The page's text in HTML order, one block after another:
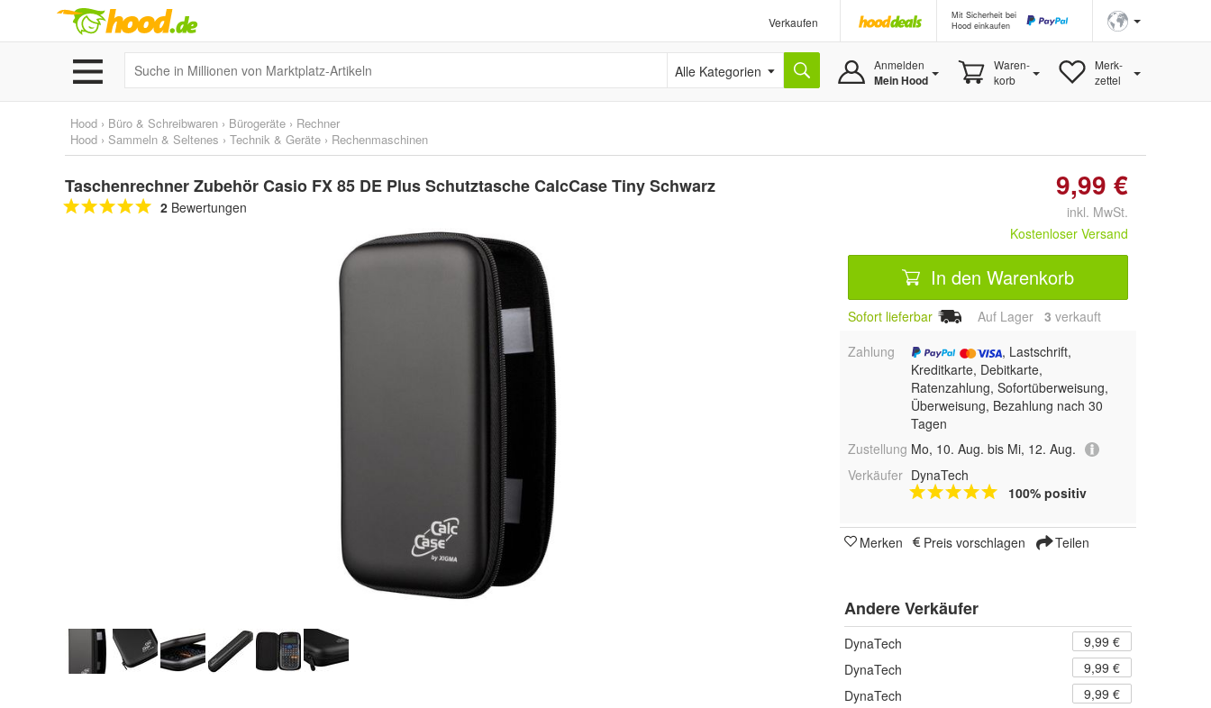
Verkaufen
Mit Sicherheit bei
Hood einkaufen
Alle Kategorien Anmelden
Mein Hood
Waren-
korb
Merk-
zettel
Hood › Büro & Schreibwaren › Bürogeräte › Rechner
Hood › Sammeln & Seltenes › Technik & Geräte › Rechenmaschinen
Taschenrechner Zubehör Casio FX 85 DE Plus Schutztasche CalcCase Tiny Schwarz
2 Bewertungen
9,99 €
inkl. MwSt.
Kostenloser Versand
In den Warenkorb
Sofort lieferbar Auf Lager 3 verkauft
Zahlung
, Lastschrift,
Kreditkarte, Debitkarte,
Ratenzahlung, Sofortüberweisung,
Überweisung, Bezahlung nach 30
Tagen
Zustellung Mo, 10. Aug. bis Mi, 12. Aug.
Verkäufer DynaTech
100% positiv
Merken Preis vorschlagen Teilen
Andere Verkäufer
DynaTech
9,99 €
DynaTech
9,99 €
DynaTech
9,99 €